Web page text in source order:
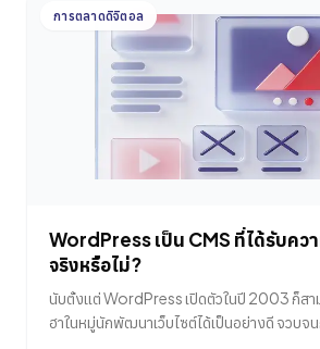
(Return on Investment) มากที่สุด ลองมาดู
การตลาดดิจิตอล
WordPress เป็น CMS ที่ได้รับค
จริงหรือไม่?
นับตั้งแต่ WordPress เปิดตัวในปี 2003 ก็สา
ฮาในหมู่นักพัฒนาเว็บไซต์ได้เป็นอย่างดี จวบจ